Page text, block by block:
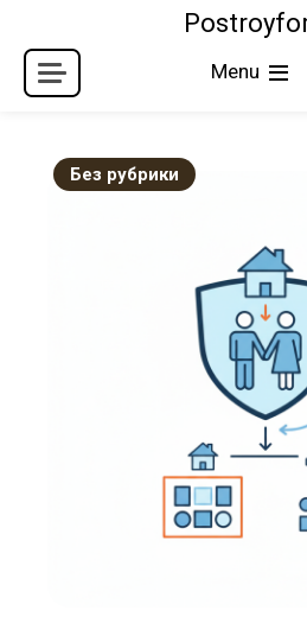
content
Menu
Без рубрики